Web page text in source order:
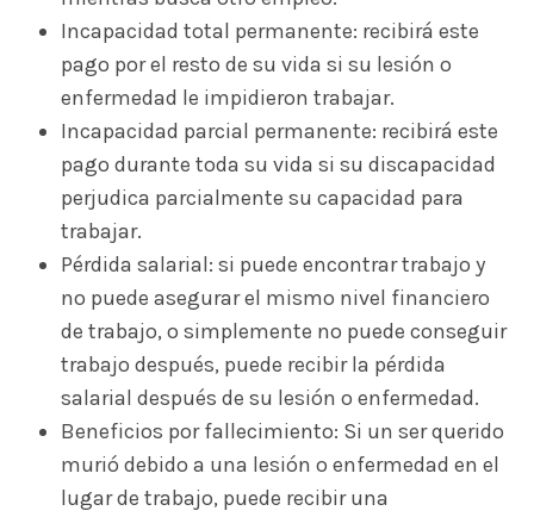
Incapacidad total permanente: recibirá este
pago por el resto de su vida si su lesión o
enfermedad le impidieron trabajar.
Incapacidad parcial permanente: recibirá este
pago durante toda su vida si su discapacidad
perjudica parcialmente su capacidad para
trabajar.
Pérdida salarial: si puede encontrar trabajo y
no puede asegurar el mismo nivel financiero
de trabajo, o simplemente no puede conseguir
trabajo después, puede recibir la pérdida
salarial después de su lesión o enfermedad.
Beneficios por fallecimiento: Si un ser querido
murió debido a una lesión o enfermedad en el
lugar de trabajo, puede recibir una